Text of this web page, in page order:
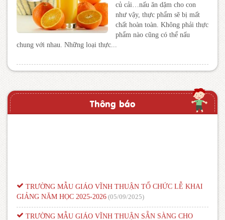
củ cải…nấu ăn dặm cho con
như vậy, thực phẩm sẽ bị mất
chất hoàn toàn. Không phải thực
phẩm nào cũng có thể nấu
chung với nhau. Những loại thực...
Thông báo
TRƯỜNG MẪU GIÁO VĨNH THUẬN TỔ CHỨC LỄ KHAI
GIẢNG NĂM HỌC 2025-2026 (05/09/2025)
TRƯỜNG MẪU GIÁO VĨNH THUẬN SẴN SÀNG CHO